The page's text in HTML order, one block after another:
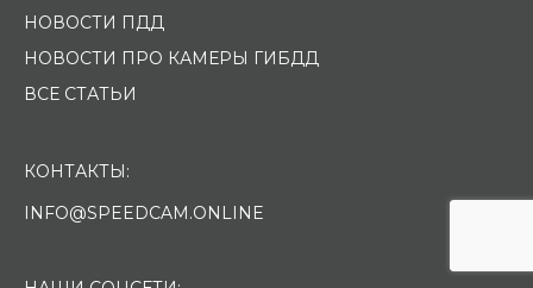
НОВОСТИ ПДД
НОВОСТИ ПРО КАМЕРЫ ГИБДД
ВСЕ СТАТЬИ
КОНТАКТЫ:
INFO@SPEEDCAM.ONLINE